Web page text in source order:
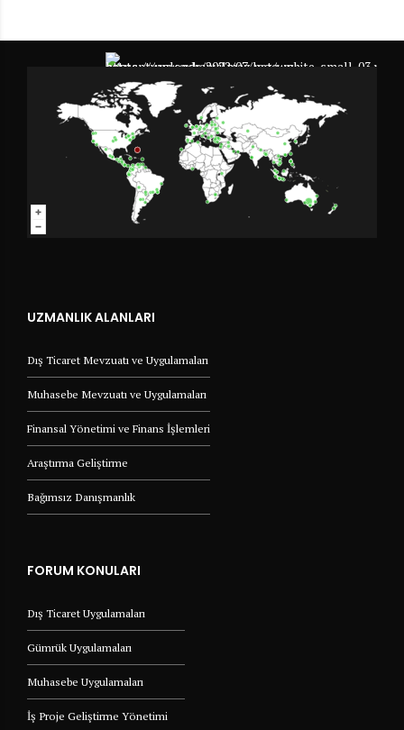
UZMANLIK ALANLARI
Dış Ticaret Mevzuatı ve Uygulamaları
Muhasebe Mevzuatı ve Uygulamaları
Finansal Yönetimi ve Finans İşlemleri
Araştırma Geliştirme
Bağımsız Danışmanlık
FORUM KONULARI
Dış Ticaret Uygulamaları
Gümrük Uygulamaları
Muhasebe Uygulamaları
İş Proje Geliştirme Yönetimi